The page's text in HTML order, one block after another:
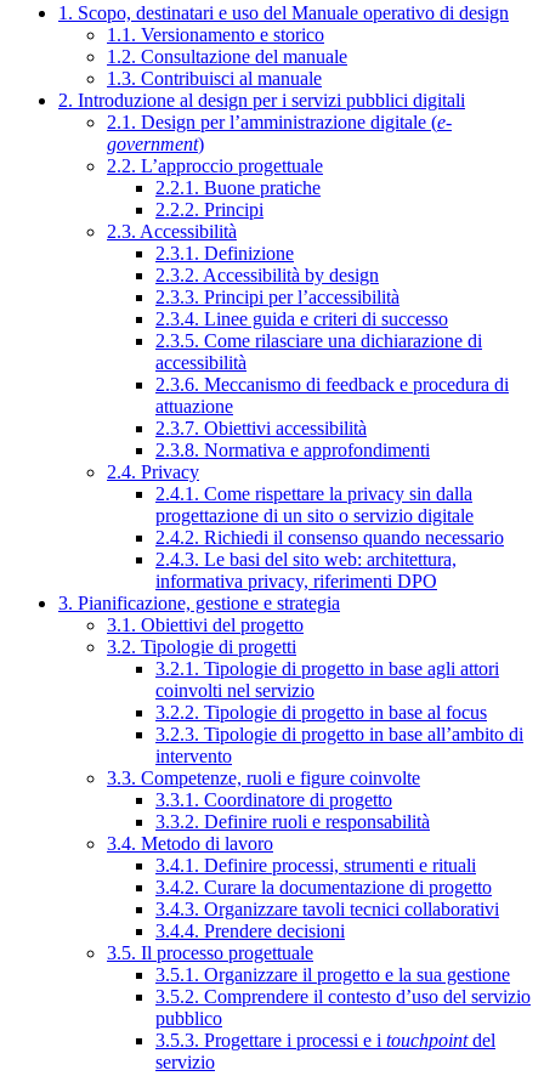
1. Scopo, destinatari e uso del Manuale operativo di design
1.1. Versionamento e storico
1.2. Consultazione del manuale
1.3. Contribuisci al manuale
2. Introduzione al design per i servizi pubblici digitali
2.1. Design per l’amministrazione digitale (e-
government)
2.2. L’approccio progettuale
2.2.1. Buone pratiche
2.2.2. Principi
2.3. Accessibilità
2.3.1. Definizione
2.3.2. Accessibilità by design
2.3.3. Principi per l’accessibilità
2.3.4. Linee guida e criteri di successo
2.3.5. Come rilasciare una dichiarazione di
accessibilità
2.3.6. Meccanismo di feedback e procedura di
attuazione
2.3.7. Obiettivi accessibilità
2.3.8. Normativa e approfondimenti
2.4. Privacy
2.4.1. Come rispettare la privacy sin dalla
progettazione di un sito o servizio digitale
2.4.2. Richiedi il consenso quando necessario
2.4.3. Le basi del sito web: architettura,
informativa privacy, riferimenti DPO
3. Pianificazione, gestione e strategia
3.1. Obiettivi del progetto
3.2. Tipologie di progetti
3.2.1. Tipologie di progetto in base agli attori
coinvolti nel servizio
3.2.2. Tipologie di progetto in base al focus
3.2.3. Tipologie di progetto in base all’ambito di
intervento
3.3. Competenze, ruoli e figure coinvolte
3.3.1. Coordinatore di progetto
3.3.2. Definire ruoli e responsabilità
3.4. Metodo di lavoro
3.4.1. Definire processi, strumenti e rituali
3.4.2. Curare la documentazione di progetto
3.4.3. Organizzare tavoli tecnici collaborativi
3.4.4. Prendere decisioni
3.5. Il processo progettuale
3.5.1. Organizzare il progetto e la sua gestione
3.5.2. Comprendere il contesto d’uso del servizio
pubblico
3.5.3. Progettare i processi e i touchpointdel
servizio